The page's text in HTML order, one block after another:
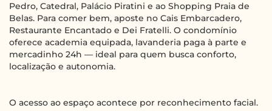
Pedro, Catedral, Palácio Piratini e ao Shopping Praia de
Belas. Para comer bem, aposte no Cais Embarcadero,
Restaurante Encantado e Dei Fratelli. O condomínio
oferece academia equipada, lavanderia paga à parte e
mercadinho 24h — ideal para quem busca conforto,
localização e autonomia.
O acesso ao espaço acontece por reconhecimento facial.